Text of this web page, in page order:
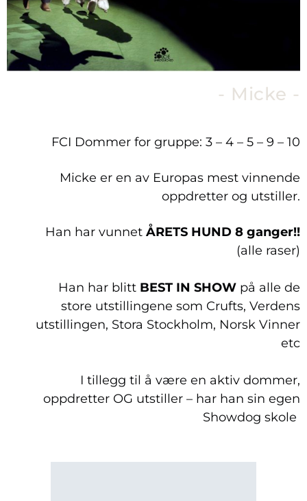
- Micke -
FCI Dommer for gruppe: 3 – 4 – 5 – 9 – 10
Micke er en av Europas mest vinnende
oppdretter og utstiller.
Han har vunnet ÅRETS HUND 8 ganger!!
(alle raser)
Han har blitt BEST IN SHOW på alle de
store utstillingene som Crufts, Verdens
utstillingen, Stora Stockholm, Norsk Vinner
etc
I tillegg til å være en aktiv dommer,
oppdretter OG utstiller – har han sin egen
Showdog skole